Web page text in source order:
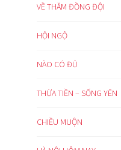
VỀ THĂM ĐỒNG ĐỘI
HỘI NGỘ
NÀO CÓ ĐỦ
THỪA TIỀN – SỐNG YÊN
CHIỀU MUỘN